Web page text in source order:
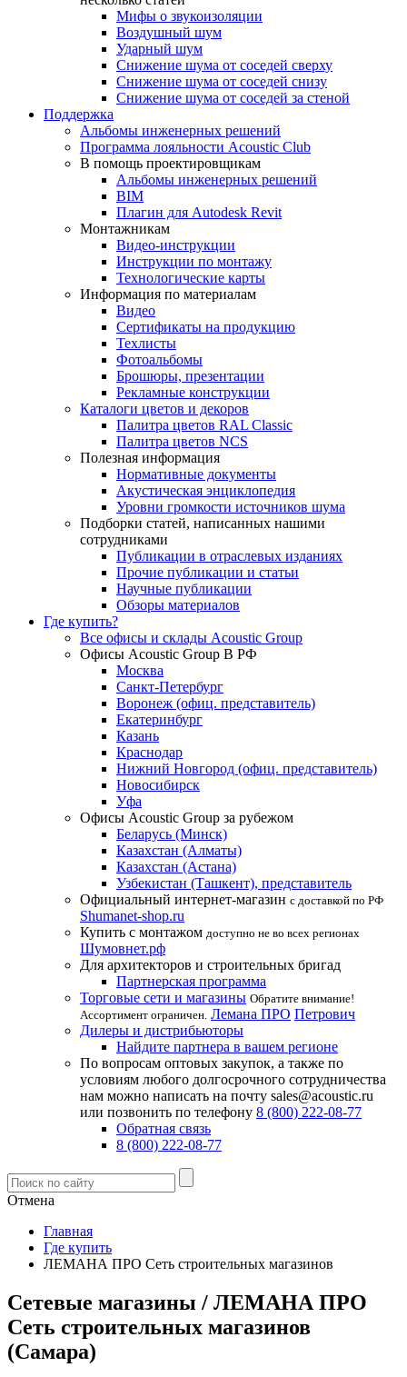
Мифы о звукоизоляции
Воздушный шум
Ударный шум
Снижение шума от соседей сверху
Снижение шума от соседей снизу
Снижение шума от соседей за стеной
Поддержка
Альбомы инженерных решений
Программа лояльности Acoustic Club
В помощь проектировщикам
Альбомы инженерных решений
BIM
Плагин для Autodesk Revit
Монтажникам
Видео-инструкции
Инструкции по монтажу
Технологические карты
Информация по материалам
Видео
Сертификаты на продукцию
Техлисты
Фотоальбомы
Брошюры, презентации
Рекламные конструкции
Каталоги цветов и декоров
Палитра цветов RAL Сlassic
Палитра цветов NCS
Полезная информация
Нормативные документы
Акустическая энциклопедия
Уровни громкости источников шума
Подборки статей, написанных нашими
сотрудниками
Публикации в отраслевых изданиях
Прочие публикации и статьи
Научные публикации
Обзоры материалов
Где купить?
Все офисы и склады Acoustic Group
Офисы Acoustic Group В РФ
Москва
Санкт-Петербург
Воронеж (офиц. представитель)
Екатеринбург
Казань
Краснодар
Нижний Новгород (офиц. представитель)
Новосибирск
Уфа
Офисы Acoustic Group за рубежом
Беларусь (Минск)
Казахстан (Алматы)
Казахстан (Астана)
Узбекистан (Ташкент), представитель
Официальный интернет-магазин с доставкой по РФ
Shumanet-shop.ru
Купить с монтажом доступно не во всех регионах
Шумовнет.рф
Для архитекторов и строительных бригад
Партнерская программа
Торговые сети и магазины Обратите внимание!
Ассортимент ограничен. Лемана ПРО Петрович
Дилеры и дистрибьюторы
Найдите партнера в вашем регионе
По вопросам оптовых закупок, а также по
условиям любого долгосрочного сотрудничества
нам можно написать на почту sales@acoustic.ru
или позвонить по телефону 8 (800) 222-08-77
Обратная связь
8 (800) 222-08-77
Отмена
Главная
Где купить
ЛЕМАНА ПРО Сеть строительных магазинов
Сетевые магазины / ЛЕМАНА ПРО
Сеть строительных магазинов
(Самара)